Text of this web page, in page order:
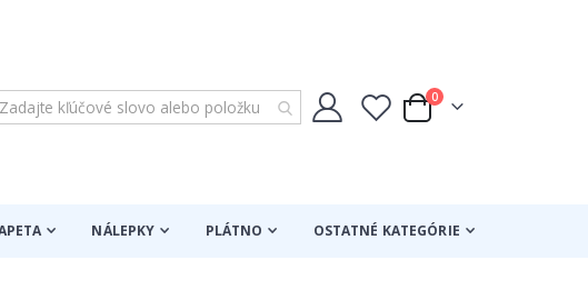
Cart
0položky
NÁLEPKY PLÁTNO OSTATNÉ KATEGÓRIE